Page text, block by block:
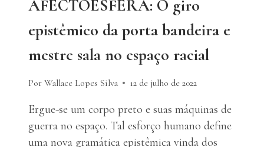
AFECTOESFERA: O giro
epistêmico da porta bandeira e
mestre sala no espaço racial
Por Wallace Lopes Silva 12 de julho de 2022
Ergue-se um corpo preto e suas máquinas de
guerra no espaço. Tal esforço humano define
uma nova gramática epistêmica vinda dos